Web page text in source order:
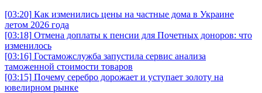
[03:20] Как изменились цены на частные дома в Украине
летом 2026 года
[03:18] Отмена доплаты к пенсии для Почетных доноров: что
изменилось
[03:16] Гостаможслужба запустила сервис анализа
таможенной стоимости товаров
[03:15] Почему серебро дорожает и уступает золоту на
ювелирном рынке